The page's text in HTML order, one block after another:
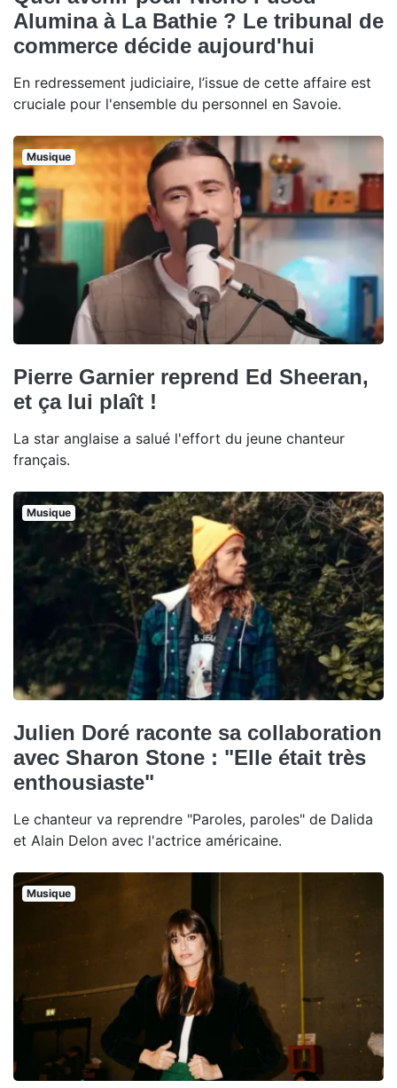
Alumina à La Bathie ? Le tribunal de
commerce décide aujourd'hui
En redressement judiciaire, l’issue de cette affaire est
cruciale pour l'ensemble du personnel en Savoie.
Musique
Pierre Garnier reprend Ed Sheeran,
et ça lui plaît !
La star anglaise a salué l'effort du jeune chanteur
français.
Musique
Julien Doré raconte sa collaboration
avec Sharon Stone : "Elle était très
enthousiaste"
Le chanteur va reprendre "Paroles, paroles" de Dalida
et Alain Delon avec l'actrice américaine.
Musique